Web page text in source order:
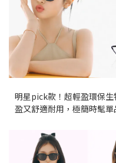
明星pick款！ 超輕盈環保
盈又舒適耐用，極簡時髦